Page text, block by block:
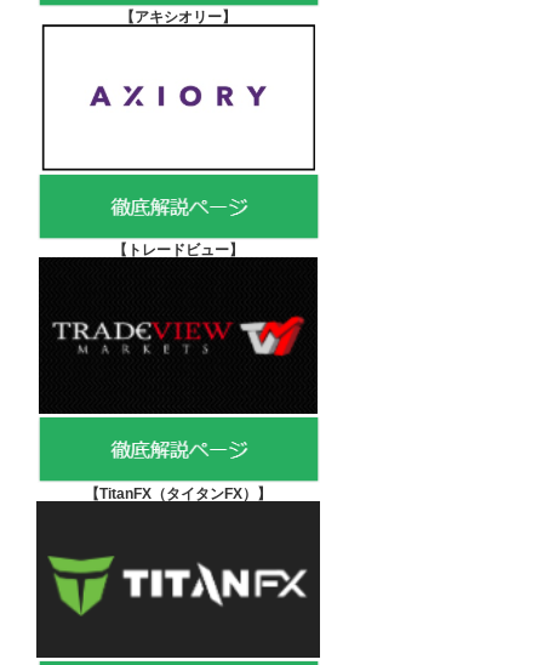
【アキシオリー】
【 トレードビュー】
【TitanFX（タイタンFX） 】